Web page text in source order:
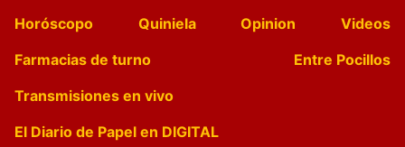
Horóscopo
Quiniela Opinion
Videos
Farmacias de turno
Entre Pocillos
Transmisiones en vivo
El Diario de Papel en DIGITAL